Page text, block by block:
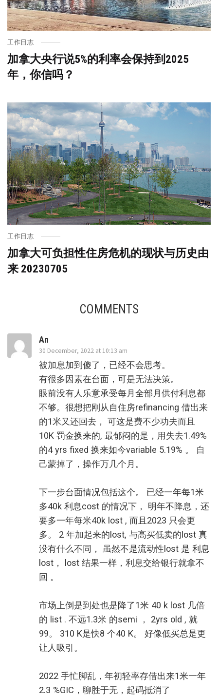
工作日志
加拿大央行说5%的利率会保持到2025
年，你信吗？
工作日志
加拿大可负担性住房危机的现状与历史由
来 20230705
COMMENTS
An
30 December, 2022 at 10:13 am
被加息加到傻了，已经不会思考。
有很多因素在台面，可是无法决策。
眼前没有人乐意承受每月全部月供付利息都
不够。很想把刚从自住房refinancing 借出来
的1米又还回去， 可这是费不少功夫而且
10K 罚金换来的, 最郁闷的是，用失去1.49%
的4 yrs fixed 换来如今variable 5.19% 。 自
己蒙掉了，操作万几个月。
下一步台面情况包括这个。 已经一年每1米
多40k 利息cost 的情况下， 明年不降息，还
要多一年每米40k lost , 而且2023 只会更
多。 2 年加起来的lost, 与高买低卖的lost 真
没有什么不同， 虽然不是流动性lost 是 利息
lost， lost 结果一样，利息交给银行就拿不
回 。
市场上倒是到处也是降了1米 40 k lost 几倍
的 list . 不远1.3米 的semi ， 2yrs old , 就
99。 310 K是快8 个40 K。 好像低买总是更
让人吸引。
2022 手忙脚乱，年初轻率存借出来1米一年
2.3 %GIC，聊胜于无，起码抵消了